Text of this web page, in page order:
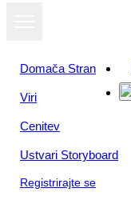
Domača Stran
Viri
Cenitev
Ustvari Storyboard
Registrirajte se